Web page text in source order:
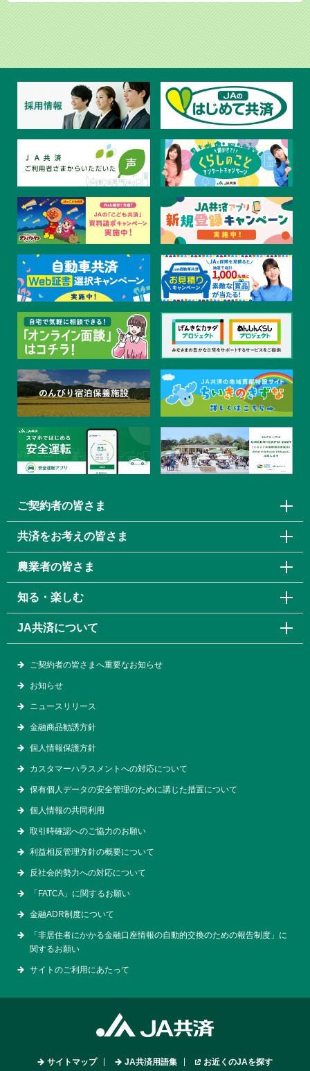
ご契約者の皆さま
共済をお考えの皆さま
農業者の皆さま
知る・楽しむ
JA共済について
ご契約者の皆さまへ重要なお知らせ
お知らせ
ニュースリリース
金融商品勧誘方針
個人情報保護方針
カスタマーハラスメントへの対応について
保有個人データの安全管理のために講じた措置について
個人情報の共同利用
取引時確認へのご協力のお願い
利益相反管理方針の概要について
反社会的勢力への対応について
「FATCA」に関するお願い
金融ADR制度について
「非居住者にかかる金融口座情報の自動的交換のための報告制度」に
関するお願い
サイトのご利用にあたって
サイトマップ JA共済用語集 お近くのJAを探す